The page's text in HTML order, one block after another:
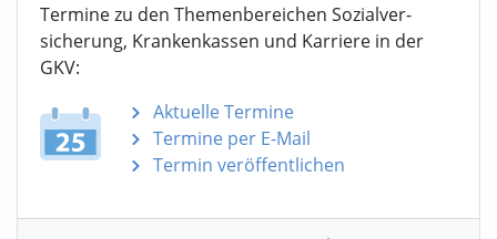
Termine zu den Themen­bereichen Sozialver­
sicherung, Krankenkassen und Karriere in der
GKV:
Aktuelle Termine
Termine per E-Mail
Termin veröffentlichen